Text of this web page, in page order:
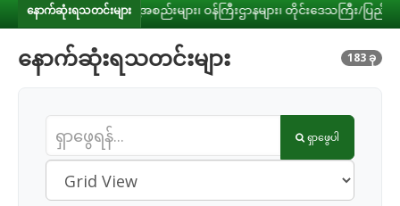
နောက်ဆုံးရသတင်းများ
များ၊ ဝန်ကြီးဌာနများ၊ တိုင်းဒေသကြီး/ပြည်နယ် အစိုးရအဖွဲ့တို့နှင့် လုပ်ငန်
နောက်ဆုံးရသတင်းများ 183 ခု
ရှာဖွေပါ